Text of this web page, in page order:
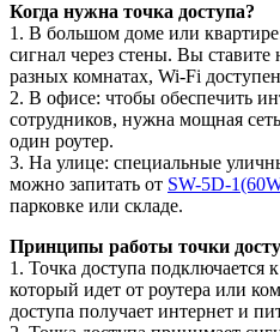
Когда нужна точка доступа?
1. В большом доме или
сигнал через стены. Вы ставите
разных комнатах, Wi-Fi
2. В офисе: чтобы обеспечить
сотрудников, нужна мощная
один роутер.
3. На улице: специальные
можно запитать от SW-5D-
парковке или складе.
Принципы работы точки
1. Точка доступа подключается
который идет от роутера или
доступа получает интернет и